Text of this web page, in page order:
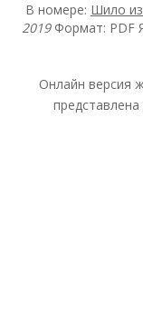
В номере: Шило
2019Формат: PDF
Онлайн версия